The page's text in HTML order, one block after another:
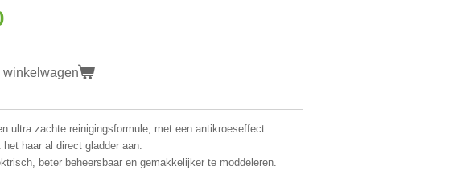
winkelwagen
ultra zachte reinigingsformule, met een antikroeseffect.
het haar al direct gladder aan.
beter beheersbaar en gemakkelijker te moddeleren.